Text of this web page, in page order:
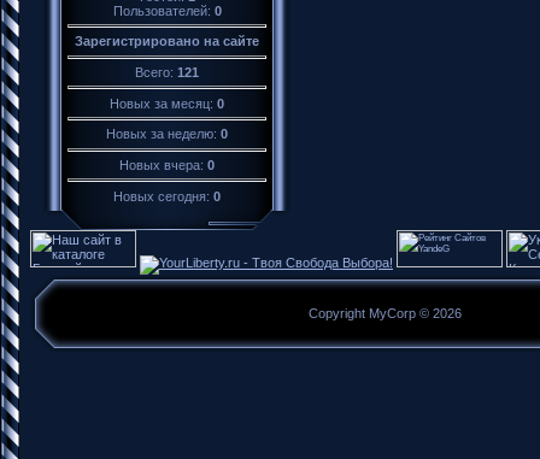
Пользователей: 0
Зарегистрировано на сайте
Всего: 121
Новых за месяц: 0
Новых за неделю: 0
Новых вчера: 0
Новых сегодня: 0
Copyright MyCorp © 2026